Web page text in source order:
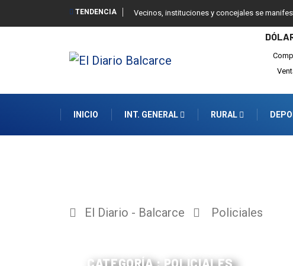
TENDENCIA Vecinos, instituciones y concejales se
INICIO INT. GENERAL RURAL
El Diario - Balcarce Policiales
CATEGORÍA : POLICIALES